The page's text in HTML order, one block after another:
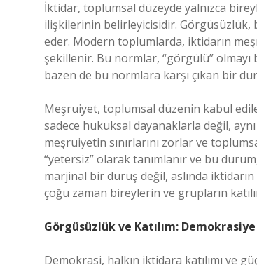
İktidar, toplumsal düzeyde yalnızca
ilişkilerinin belirleyicisidir. Görgüsüzlük,
eder. Modern toplumlarda, iktidarın
şekillenir. Bu normlar, “görgülü”
bazen de bu normlara karşı çıkan bir
Meşruiyet, toplumsal düzenin kabul
sadece hukuksal dayanaklarla değil,
meşruiyetin sınırlarını zorlar ve
“yetersiz” olarak tanımlanır ve bu
marjinal bir duruş değil, aslında
çoğu zaman bireylerin ve grupların
Görgüsüzlük ve Katılım: Demokrasiye
Demokrasi, halkın iktidara katılımı ve